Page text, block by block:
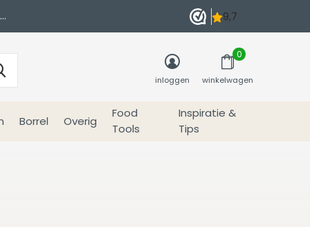
Borrel Overig
Food
Tools
Inspiratie &
Tips
inloggen winkelwagen
0